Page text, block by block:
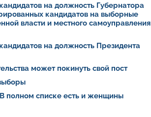
на должность Губернатора
кандидатов на выборные
власти и местного самоуправления
на должность Президента
может покинуть свой пост
В полном списке есть и женщины